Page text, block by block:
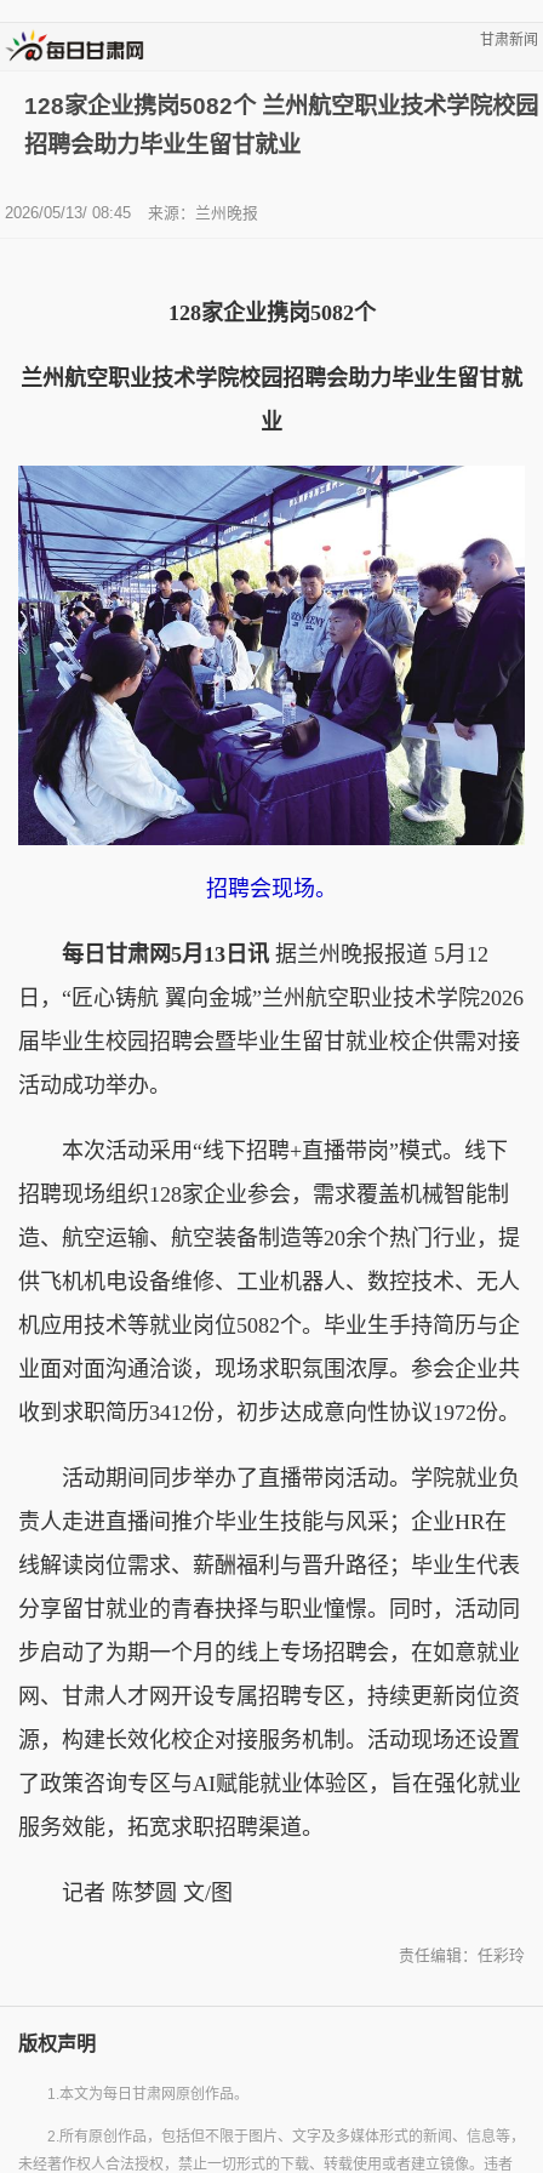
甘肃新闻
128家企业携岗5082个 兰州航空职业技术学院校园
招聘会助力毕业生留甘就业
2026/05/13/ 08:45 来源：兰州晚报
128家企业携岗5082个
兰州航空职业技术学院校园招聘会助力毕业生留甘就
业
招聘会现场。
每日甘肃网5月13日讯 据兰州晚报报道 5月12
日，“匠心铸航 翼向金城”兰州航空职业技术学院2026
届毕业生校园招聘会暨毕业生留甘就业校企供需对接
活动成功举办。
本次活动采用“线下招聘+直播带岗”模式。线下
招聘现场组织128家企业参会，需求覆盖机械智能制
造、航空运输、航空装备制造等20余个热门行业，提
供飞机机电设备维修、工业机器人、数控技术、无人
机应用技术等就业岗位5082个。毕业生手持简历与企
业面对面沟通洽谈，现场求职氛围浓厚。参会企业共
收到求职简历3412份，初步达成意向性协议1972份。
活动期间同步举办了直播带岗活动。学院就业负
责人走进直播间推介毕业生技能与风采；企业HR在
线解读岗位需求、薪酬福利与晋升路径；毕业生代表
分享留甘就业的青春抉择与职业憧憬。同时，活动同
步启动了为期一个月的线上专场招聘会，在如意就业
网、甘肃人才网开设专属招聘专区，持续更新岗位资
源，构建长效化校企对接服务机制。活动现场还设置
了政策咨询专区与AI赋能就业体验区，旨在强化就业
服务效能，拓宽求职招聘渠道。
记者 陈梦圆 文/图
责任编辑：任彩玲
版权声明
1.本文为每日甘肃网原创作品。
2.所有原创作品，包括但不限于图片、文字及多媒体形式的新闻、信息等，
未经著作权人合法授权，禁止一切形式的下载、转载使用或者建立镜像。违者